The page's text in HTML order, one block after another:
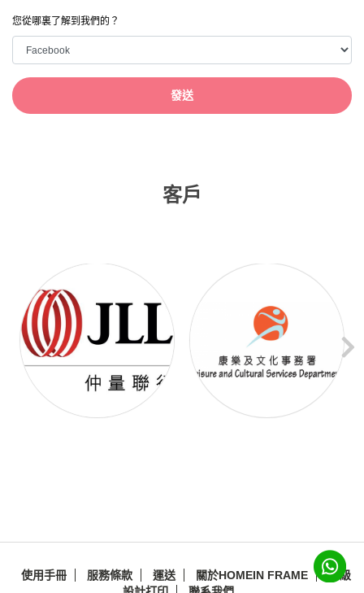
您從哪裏了解到我們的？
發送
客戶
使用手冊 服務條款 運送 關於HOMEIN FRAME
特級